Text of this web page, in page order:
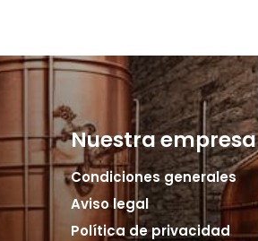
Nuestra empresa
Condiciones generales
Aviso legal
Política de privacidad